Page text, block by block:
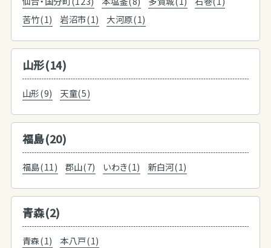
苦竹(1)
岩沼市(1) 大河原(1)
山形(14)
山形(9) 天童(5)
福島(20)
福島(11) 郡山(7) いわき(1) 新白河(1)
青森(2)
青森(1) 本八戸(1)